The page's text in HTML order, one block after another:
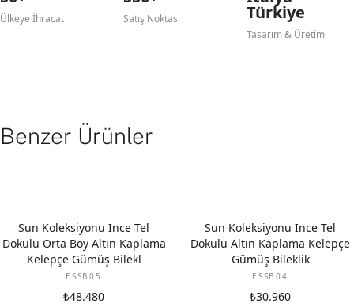
Ülkeye İhracat Satış Noktası Türkiye
Tasarım & Üretim
Benzer Ürünler
Sun Koleksiyonu İnce Tel
Dokulu Orta Boy Altın Kaplama
Kelepçe Gümüş Bilekl
ESSB05
₺48.480
Sun Koleksiyonu İnce Tel
Dokulu Altın Kaplama Kelepçe
Gümüş Bileklik
ESSB04
₺30.960